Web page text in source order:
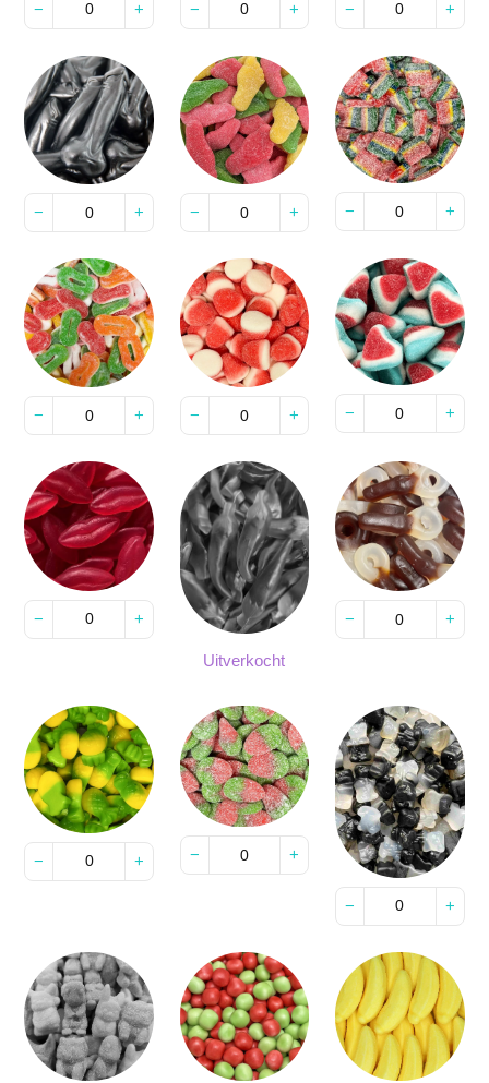
− + − + − +
− + − + − +
− + − +
− + − +
− +